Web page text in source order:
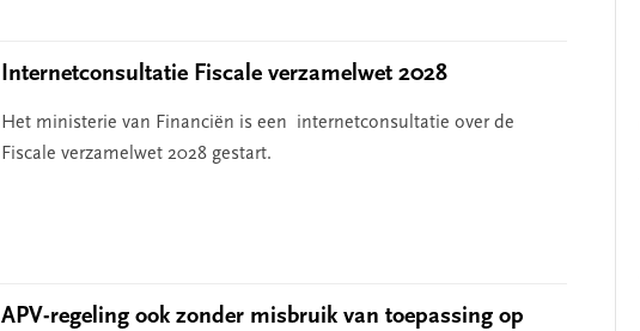
Internetconsultatie Fiscale verzamelwet 2028
Het ministerie van Financiën is een internetconsultatie over de
Fiscale verzamelwet 2028 gestart.
APV-regeling ook zonder misbruik van toepassing op